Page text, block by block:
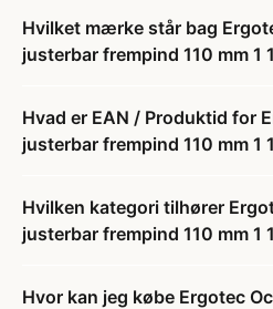
Hvilket mærke står bag
justerbar frempind 110 mm 1
Hvad er EAN / Produktid for
justerbar frempind 110 mm 1
Hvilken kategori tilhører
justerbar frempind 110 mm 1
Hvor kan jeg købe Ergotec